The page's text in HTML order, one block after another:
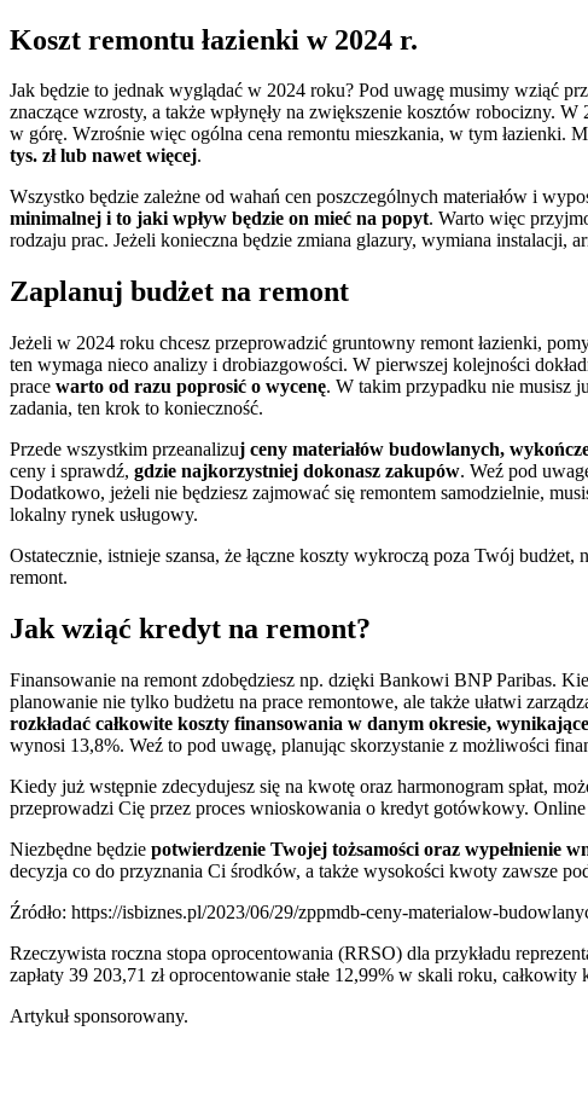
Koszt remontu łazienki w 2024 r.
Jak będzie to jednak wyglądać w 2024 roku? Pod uwagę musimy wziąć
znaczące wzrosty, a także wpłynęły na zwiększenie kosztów robocizny.
w górę. Wzrośnie więc ogólna cena remontu mieszkania, w tym łazienki.
tys. zł lub nawet więcej.
Wszystko będzie zależne od wahań cen poszczególnych materiałów i
minimalnej i to jaki wpływ będzie on mieć na popyt. Warto więc
rodzaju prac. Jeżeli konieczna będzie zmiana glazury, wymiana instalacji,
Zaplanuj budżet na remont
Jeżeli w 2024 roku chcesz przeprowadzić gruntowny remont łazienki,
ten wymaga nieco analizy i drobiazgowości. W pierwszej kolejności
prace warto od razu poprosić o wycenę. W takim przypadku nie musisz
zadania, ten krok to konieczność.
Przede wszystkim przeanalizuj ceny materiałów budowlanych,
ceny i sprawdź, gdzie najkorzystniej dokonasz zakupów. Weź pod
Dodatkowo, jeżeli nie będziesz zajmować się remontem samodzielnie,
lokalny rynek usługowy.
Ostatecznie, istnieje szansa, że łączne koszty wykroczą poza Twój
remont.
Jak wziąć kredyt na remont?
Finansowanie na remont zdobędziesz np. dzięki Bankowi BNP Paribas.
planowanie nie tylko budżetu na prace remontowe, ale także ułatwi
rozkładać całkowite koszty finansowania w danym okresie,
wynosi 13,8%. Weź to pod uwagę, planując skorzystanie z możliwości
Kiedy już wstępnie zdecydujesz się na kwotę oraz harmonogram spłat,
przeprowadzi Cię przez proces wnioskowania o kredyt gotówkowy.
Niezbędne będzie potwierdzenie Twojej tożsamości oraz wypełnienie
decyzja co do przyznania Ci środków, a także wysokości kwoty zawsze
Źródło: https://isbiznes.pl/2023/06/29/zppmdb-ceny-materialow-
Rzeczywista roczna stopa oprocentowania (RRSO) dla przykładu
zapłaty 39 203,71 zł oprocentowanie stałe 12,99% w skali roku,
Artykuł sponsorowany.